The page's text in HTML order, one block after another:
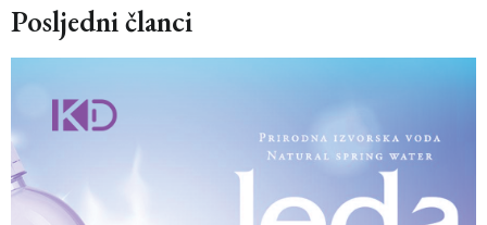
Posljedni članci